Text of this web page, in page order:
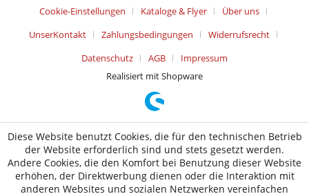
Cookie-Einstellungen Kataloge & Flyer
Über uns
UnserKontakt
Zahlungsbedingungen
Widerrufsrecht
Datenschutz
AGB
Impressum
Realisiert mit Shopware
Diese Website benutzt Cookies, die für den technischen Betrieb
der Website erforderlich sind und stets gesetzt werden.
Andere Cookies, die den Komfort bei Benutzung dieser Website
erhöhen, der Direktwerbung dienen oder die Interaktion mit
anderen Websites und sozialen Netzwerken vereinfachen